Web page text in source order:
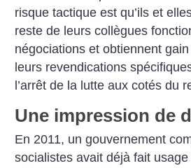
risque tactique est qu’ils et
reste de leurs collègues
négociations et obtiennent
leurs revendications
l’arrêt de la lutte aux cotés du
Une impression de
En 2011, un gouvernement
socialistes avait déjà fait